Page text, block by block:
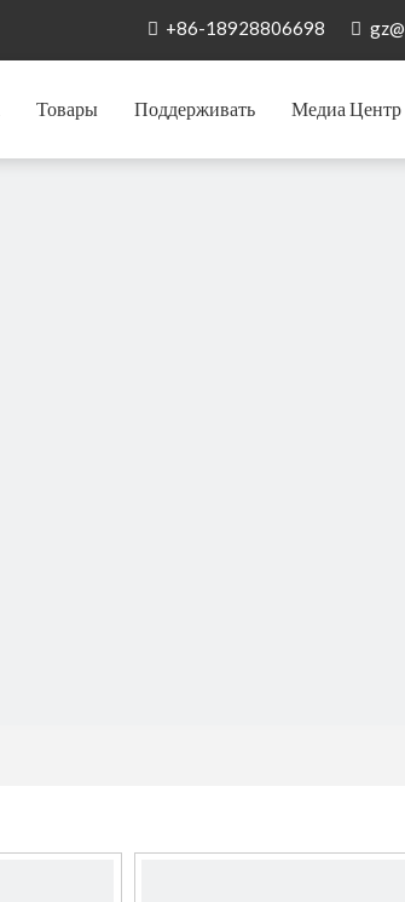
 +86-18928806698 
Товары Поддерживать Медиа Центр